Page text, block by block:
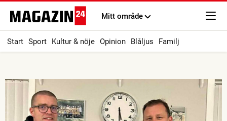
Mitt område
Start Sport Kultur & nöje Opinion Blåljus Familj